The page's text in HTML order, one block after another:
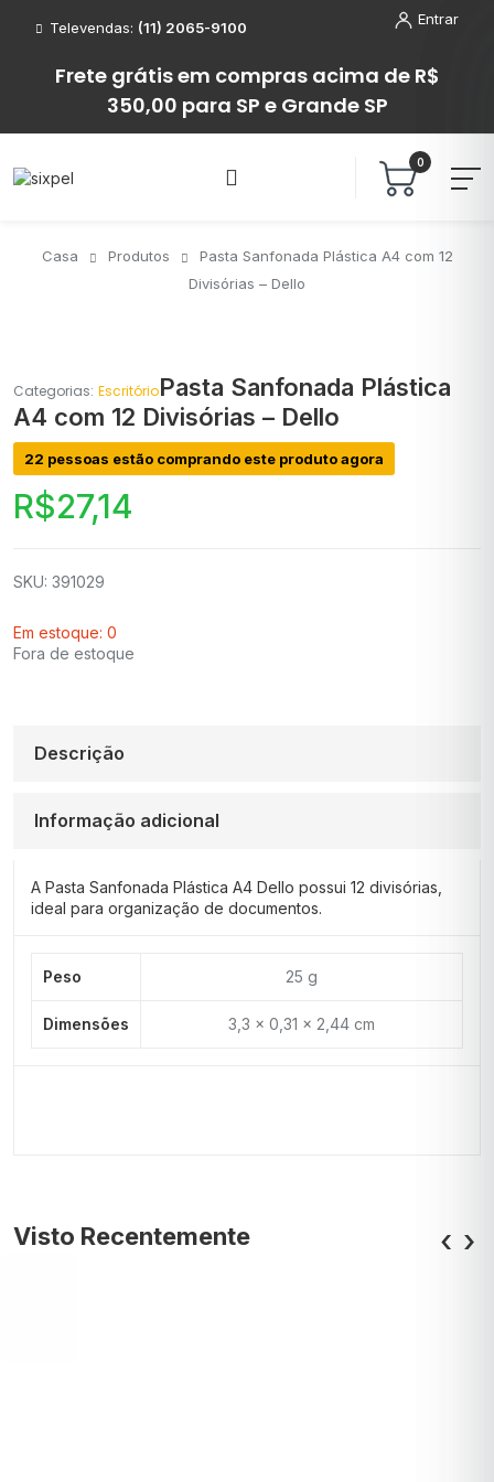
Televendas: (11) 2065-9100
Frete grátis em compras acima de R$
350,00 para SP e Grande SP
Entrar
0
Casa Produtos
Pasta Sanfonada Plástica A4 com 12
Divisórias – Dello
Categorias: EscritórioPasta Sanfonada Plástica
A4 com 12 Divisórias – Dello
22 pessoas estão comprando este produto agora
R$27,14
SKU: 391029
Em estoque: 0
Fora de estoque
Descrição
Informação adicional
A Pasta Sanfonada Plástica A4 Dello possui 12 divisórias,
ideal para organização de documentos.
Peso 25 g
Dimensões 3,3 × 0,31 × 2,44 cm
Visto Recentemente ‹ ›